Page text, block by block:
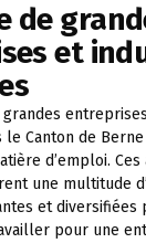
de
et
grandes
Canton de
d’emploi.
une multitude
et diversifiées
pour une